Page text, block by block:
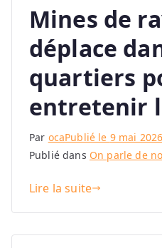
Mines de
déplace
quartiers
entretenir
Par ocaPublié le 9 mai 2026
Publié dans On parle de
Lire la suite